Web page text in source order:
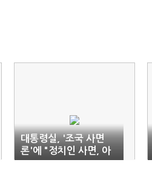
대통령실, '조국 사면
론'에 "정치인 사면, 아
직 검토 안 해"